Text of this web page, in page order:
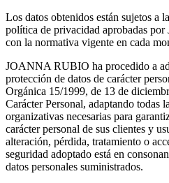
Los datos obtenidos están sujetos a
política de privacidad aprobadas
con la normativa vigente en cada
JOANNA RUBIO ha procedido a
protección de datos de carácter
Orgánica 15/1999, de 13 de
Carácter Personal, adaptando todas
organizativas necesarias para
carácter personal de sus clientes y
alteración, pérdida, tratamiento o
seguridad adoptado está en
datos personales suministrados.